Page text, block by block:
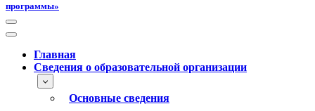
программы»
Меню
навигации
Меню
навигацииГлавная
Сведения о образовательной организации
Основные сведения